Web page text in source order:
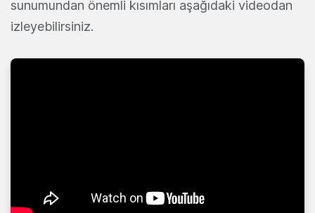
sunumundan önemli kısımları aşağıdaki videodan
izleyebilirsiniz.